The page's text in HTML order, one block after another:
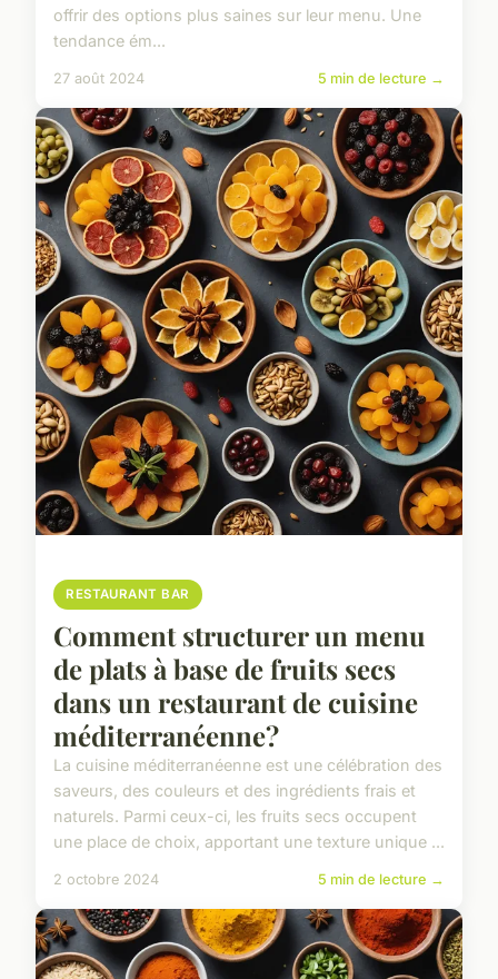
offrir des options plus saines sur leur menu. Une
tendance ém...
27 août 2024 5 min de lecture →
RESTAURANT BAR
Comment structurer un menu
de plats à base de fruits secs
dans un restaurant de cuisine
méditerranéenne?
La cuisine méditerranéenne est une célébration des
saveurs, des couleurs et des ingrédients frais et
naturels. Parmi ceux-ci, les fruits secs occupent
une place de choix, apportant une texture unique ...
2 octobre 2024 5 min de lecture →